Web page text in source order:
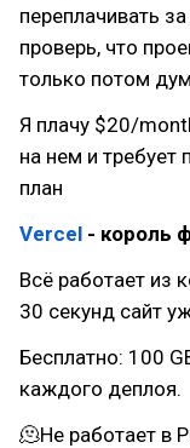
переплачивать
проверь, что
только потом
Я плачу $20/
на нем и
план
Vercel - король
Всё работает из
30 секунд сайт
Бесплатно: 100
каждого деплоя.
🫠Не работает в